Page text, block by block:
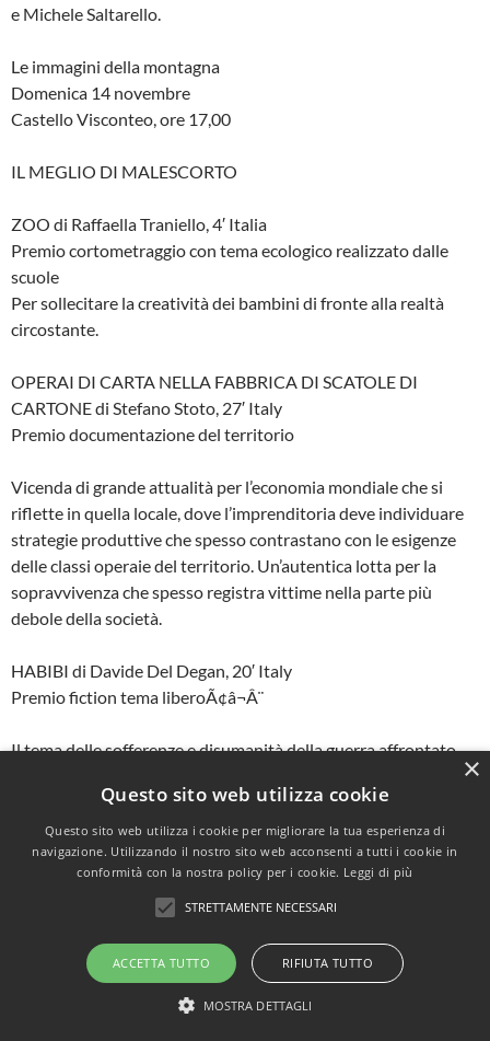
e Michele Saltarello.
Le immagini della montagna
Domenica 14 novembre
Castello Visconteo, ore 17,00
IL MEGLIO DI MALESCORTO
ZOO di Raffaella Traniello, 4′ Italia
Premio cortometraggio con tema ecologico realizzato dalle
scuole
Per sollecitare la creatività dei bambini di fronte alla realtà
circostante.
OPERAI DI CARTA NELLA FABBRICA DI SCATOLE DI
CARTONE di Stefano Stoto, 27′ Italy
Premio documentazione del territorio
Vicenda di grande attualità per l’economia mondiale che si
riflette in quella locale, dove l’imprenditoria deve individuare
strategie produttive che spesso contrastano con le esigenze
delle classi operaie del territorio. Un’autentica lotta per la
sopravvivenza che spesso registra vittime nella parte più
debole della società.
HABIBI di Davide Del Degan, 20′ Italy
Premio fiction tema liberoÃ¢â¬Â¨
Il tema delle sofferenze e disumanità della guerra affrontato
IL SOFFIO DELLA TERRA di Stefano Russo, 15′ Italy
Premio fiction tema ecologico
Il diritto di decidere sulla propria qualità della vita analizzato
CAT AND MOUSE di Bijan Zamanpira, 26′ Iran
Premio documentario a tema libero
×
Questo sito web utilizza cookie
Questo sito web utilizza i cookie per migliorare la tua esperienza di
navigazione. Utilizzando il nostro sito web acconsenti a tutti i cookie in
conformità con la nostra policy per i cookie. Leggi di più
STRETTAMENTE NECESSARI
ACCETTA TUTTO RIFIUTA TUTTO
MOSTRA DETTAGLI